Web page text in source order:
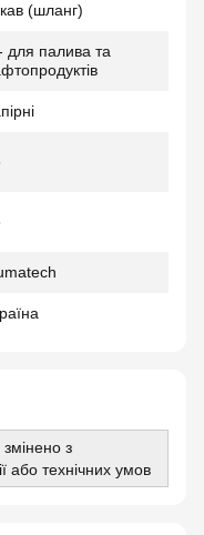
(шланг)
для палива та
з
або технічних умов